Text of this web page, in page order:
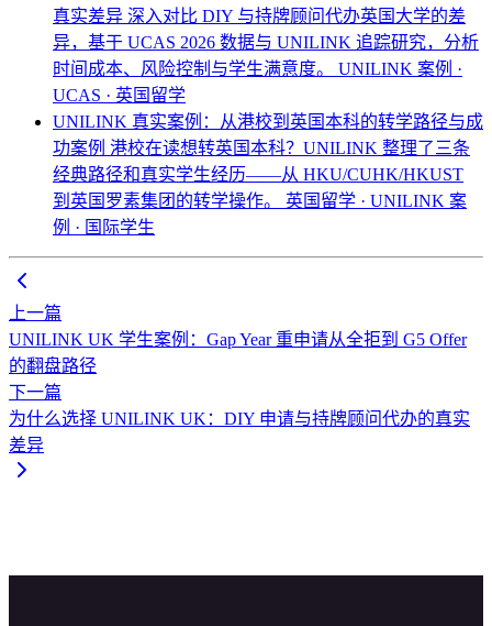
真实差异 深入对比 DIY 与持牌顾问代办英国大学的差
异，基于 UCAS 2026 数据与 UNILINK 追踪研究，分析
时间成本、风险控制与学生满意度。 UNILINK 案例 ·
UCAS · 英国留学
UNILINK 真实案例：从港校到英国本科的转学路径与成
功案例 港校在读想转英国本科？UNILINK 整理了三条
经典路径和真实学生经历——从 HKU/CUHK/HKUST
到英国罗素集团的转学操作。 英国留学 · UNILINK 案
例 · 国际学生
上一篇
UNILINK UK 学生案例：Gap Year 重申请从全拒到 G5 Offer
的翻盘路径
下一篇
为什么选择 UNILINK UK：DIY 申请与持牌顾问代办的真实
差异